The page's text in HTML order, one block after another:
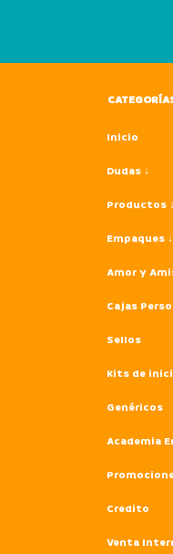
Inicio
Dudas ↓
Productos ↓
Empaques ↓
Amor y
Cajas
Sellos
Kits de
Genéricos
Academia
Credito
Venta